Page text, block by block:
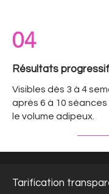
04
Résultats
Visibles dès 3 à 4
après 6 à 10
le volume adipeux.
Tarification